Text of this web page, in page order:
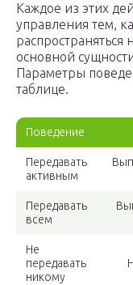
Каждое из этих
управления тем,
распространяться
основной
Параметры
таблице.
Поведение
Передавать
активным
Передавать
всем
Не
передавать
никому